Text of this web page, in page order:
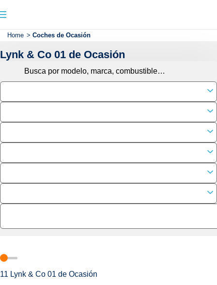
Home > Coches de Ocasión
Lynk & Co 01 de Ocasión
11 Lynk & Co 01 de Ocasión